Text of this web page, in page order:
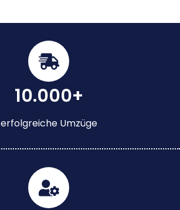
10.000+
erfolgreiche Umzüge